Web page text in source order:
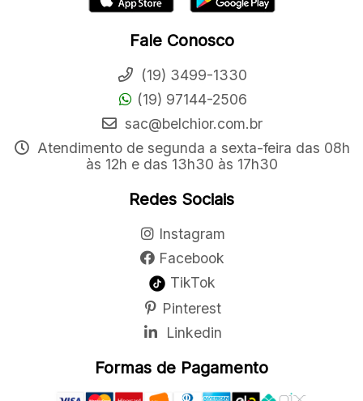
Fale Conosco
(19) 3499-1330
(19) 97144-2506
sac@belchior.com.br
Atendimento de segunda a sexta-feira das 08h
às 12h e das 13h30 às 17h30
Redes Sociais
Instagram
Facebook
TikTok
Pinterest
Linkedin
Formas de Pagamento